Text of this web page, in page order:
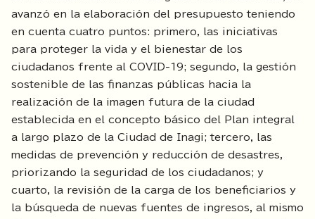
avanzó en la elaboración del presupuesto teniendo
en cuenta cuatro puntos: primero, las iniciativas
para proteger la vida y el bienestar de los
ciudadanos frente al COVID-19; segundo, la gestión
sostenible de las finanzas públicas hacia la
realización de la imagen futura de la ciudad
establecida en el concepto básico del Plan integral
a largo plazo de la Ciudad de Inagi; tercero, las
medidas de prevención y reducción de desastres,
priorizando la seguridad de los ciudadanos; y
cuarto, la revisión de la carga de los beneficiarios y
la búsqueda de nuevas fuentes de ingresos, al mismo